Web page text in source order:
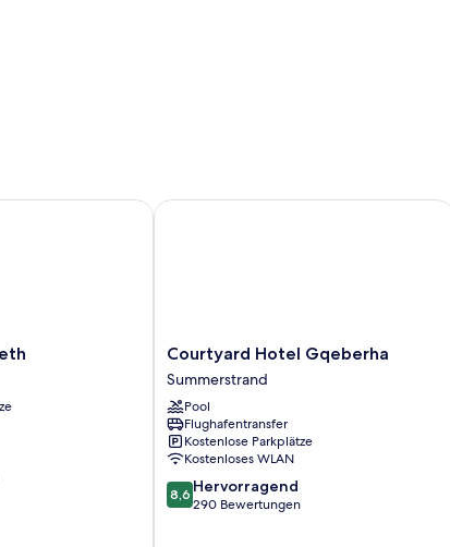
Courtyard
Hotel
Gqeberha
Summerstrand
Courtyard Hotel Gqeberha
Summerstrand
Pool
Flughafentransfer
Kostenlose Parkplätze
Kostenloses WLAN
8.6
von
8,6 Hervorragend
290 Bewertungen
Courtyard Hotel Gqeberha